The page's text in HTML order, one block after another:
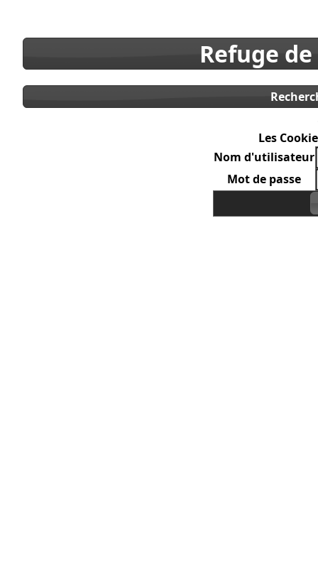
Refuge
Les
Nom d'utilisateur
Mot de passe